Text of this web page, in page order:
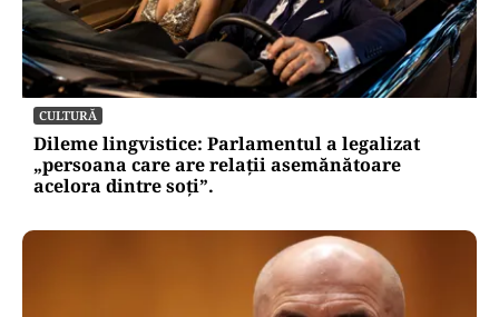
CULTURĂ
Dileme lingvistice: Parlamentul a legalizat
„persoana care are relații asemănătoare
acelora dintre soți”.